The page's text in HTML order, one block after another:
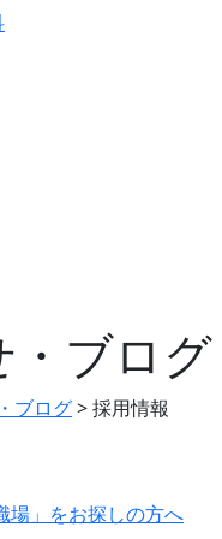
・ブログ
ブログ>採用情報